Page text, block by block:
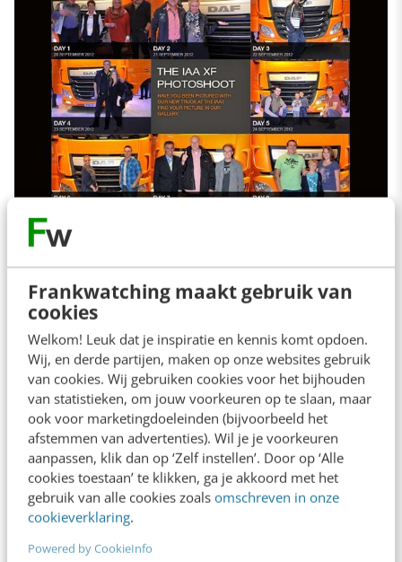
Frankwatching maakt gebruik van
cookies
Welkom! Leuk dat je inspiratie en kennis komt opdoen.
Wij, en derde partijen, maken op onze websites gebruik
van cookies. Wij gebruiken cookies voor het bijhouden
van statistieken, om jouw voorkeuren op te slaan, maar
ook voor marketingdoeleinden (bijvoorbeeld het
afstemmen van advertenties). Wil je je voorkeuren
aanpassen, klik dan op ‘Zelf instellen’. Door op ‘Alle
cookies toestaan’ te klikken, ga je akkoord met het
gebruik van alle cookies zoals omschreven in onze
cookieverklaring.
Powered by CookieInfo
Welke resultaten hebben jullie met het
initiatief bereikt en hoe is dit
gemeten?
“Bij de introductie van een nieuwe truck is het
belangrijk de bekendheid van het merk en het
product te vergroten. Er zijn duidelijk pieken te